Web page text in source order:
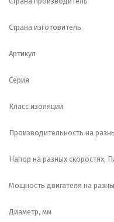
Страна изготовитель
Артикул
Серия
Класс изоляции
Производительность на
Напор на разных скоростях,
Мощность двигателя на
Диаметр, мм